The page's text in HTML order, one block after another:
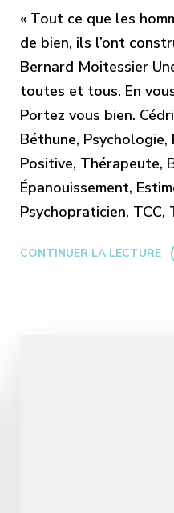
« Tout ce que les
de bien, ils l’ont
Bernard Moitessier
toutes et tous. En
Portez vous bien.
Béthune, Psychologie,
Positive, Thérapeute,
Épanouissement,
Psychopraticien,
CONTINUER LA LECTURE